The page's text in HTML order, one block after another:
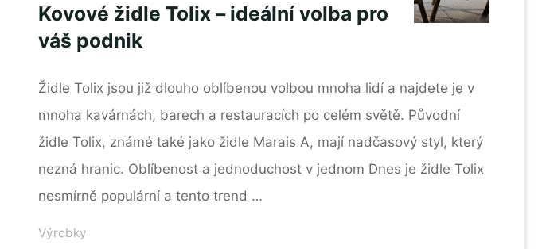
Kovové židle Tolix – ideální volba pro
váš podnik
Židle Tolix jsou již dlouho oblíbenou volbou mnoha lidí a najdete je v
mnoha kavárnách, barech a restauracích po celém světě. Původní
židle Tolix, známé také jako židle Marais A, mají nadčasový styl, který
nezná hranic. Oblíbenost a jednoduchost v jednom Dnes je židle Tolix
nesmírně populární a tento trend …
Výrobky